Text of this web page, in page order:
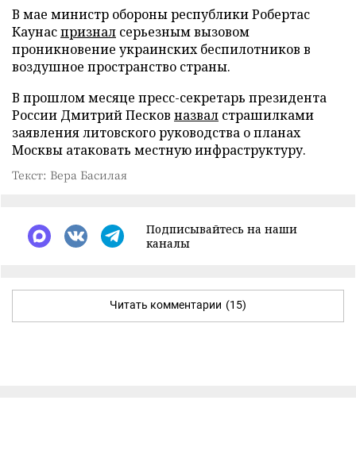
В мае министр обороны республики Робертас
Каунаспризнал серьезным вызовом
проникновение украинских беспилотников в
воздушное пространство страны.
В прошлом месяце пресс-секретарь президента
России Дмитрий Песков назвал страшилками
заявления литовского руководства о планах
Москвы атаковать местную инфраструктуру.
Текст: Вера Басилая
Подписывайтесь на наши
каналы
Читать комментарии (15)